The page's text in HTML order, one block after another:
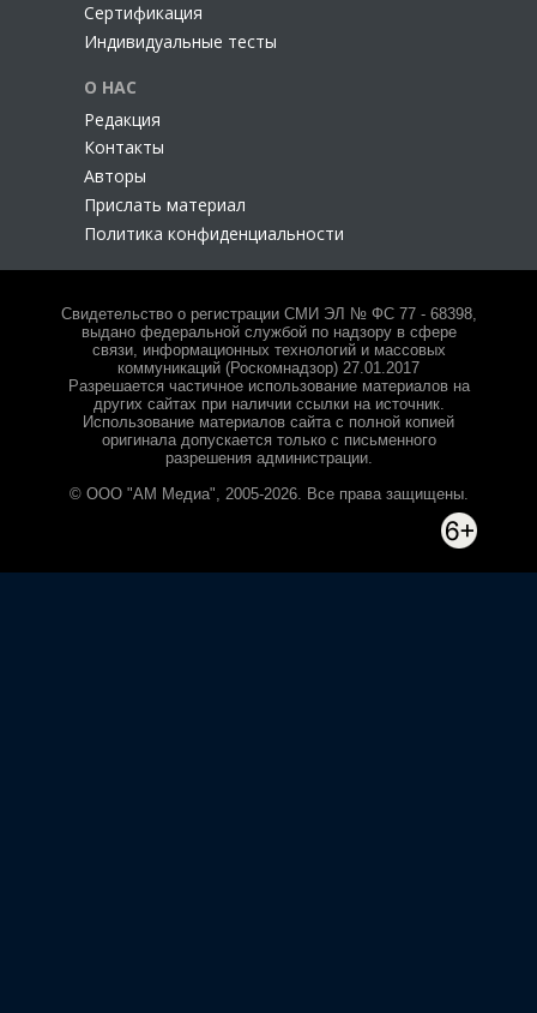
Сертификация
Индивидуальные тесты
О НАС
Редакция
Контакты
Авторы
Прислать материал
Политика конфиденциальности
Свидетельство о регистрации СМИ ЭЛ № ФС 77 - 68398,
выдано федеральной службой по надзору в сфере
связи, информационных технологий и массовых
коммуникаций (Роскомнадзор) 27.01.2017
Разрешается частичное использование материалов на
других сайтах при наличии ссылки на источник.
Использование материалов сайта с полной копией
оригинала допускается только с письменного
разрешения администрации.
© ООО "АМ Медиа", 2005-2026. Все права защищены.